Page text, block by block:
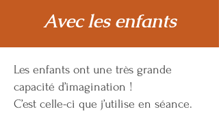
Avec les enfants
Les enfants ont une très grande
capacité d’imagination !
C’est celle-ci que j’utilise en séance.